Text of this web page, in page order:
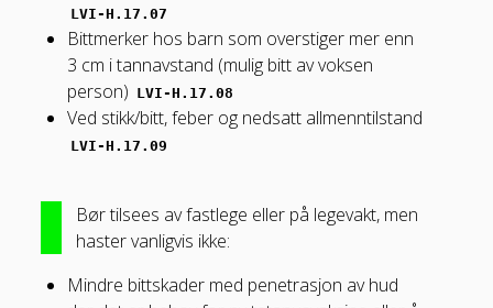
LVI-H.17.07
Bittmerker hos barn som overstiger mer enn
3 cm i tannavstand (mulig bitt av voksen
person) LVI-H.17.08
Ved stikk/bitt, feber og nedsatt allmenntilstand
LVI-H.17.09
Bør tilsees av fastlege eller på legevakt, men
haster vanligvis ikke:
Mindre bittskader med penetrasjon av hud